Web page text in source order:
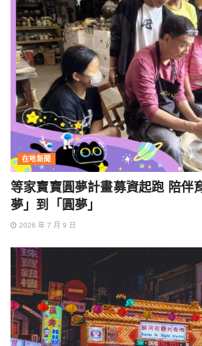
在地新聞
等家寶寶圓夢計畫募資起跑 陪伴
夢」到「圓夢」
2026 年 7 月 9 日